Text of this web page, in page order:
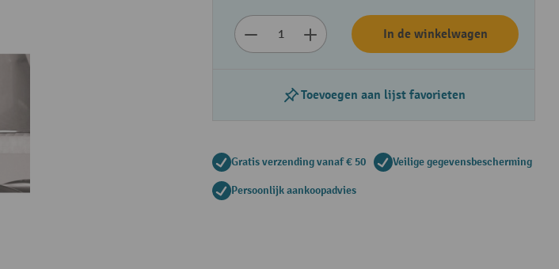
In de winkelwagen
Toevoegen aan lijst favorieten
Gratis verzending vanaf € 50 Veilige gegevensbescherming
Persoonlijk aankoopadvies